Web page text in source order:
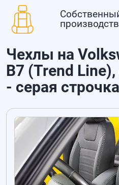
Чехлы на
B7 (Trend
- серая строчка